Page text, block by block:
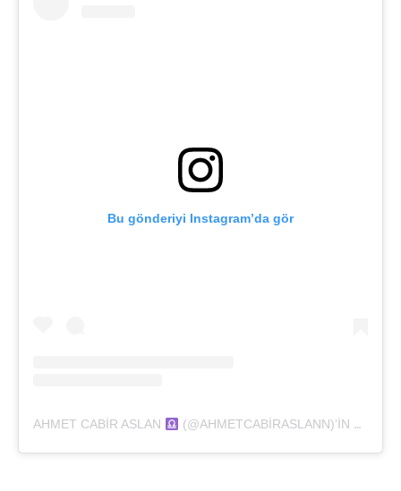
Bu gönderiyi Instagram’da gör
AHMET CABIR ASLAN (@AHMETCABIRASLANN)’IN PAYLAŞTIĞI BIR GÖNDERI